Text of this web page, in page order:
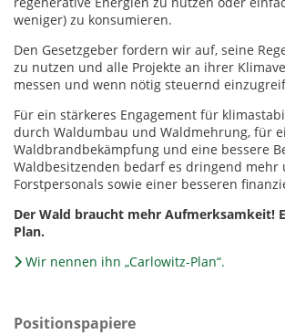
weniger) zu konsumieren.
Den Gesetzgeber fordern wir auf, seine
zu nutzen und alle Projekte an ihrer
messen und wenn nötig steuernd
Für ein stärkeres Engagement für
durch Waldumbau und Waldmehrung, für
Waldbrandbekämpfung und eine bessere
Waldbesitzenden bedarf es dringend mehr
Forstpersonals sowie einer besseren
Der Wald braucht mehr Aufmerksamkeit!
Plan.
Wir nennen ihn „Carlowitz-Plan“.
Positionspapiere